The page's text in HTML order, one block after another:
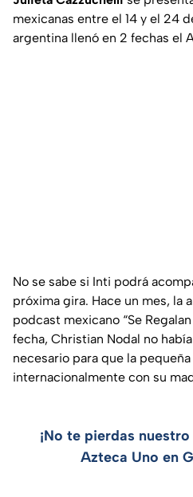
mexicanas entre el 14 y el 24
argentina llenó en 2 fechas el
No se sabe si Inti podrá
próxima gira. Hace un mes, la
podcast mexicano “Se
fecha, Christian Nodal no
necesario para que la
internacionalmente con su
¡No te pierdas
Azteca Uno en